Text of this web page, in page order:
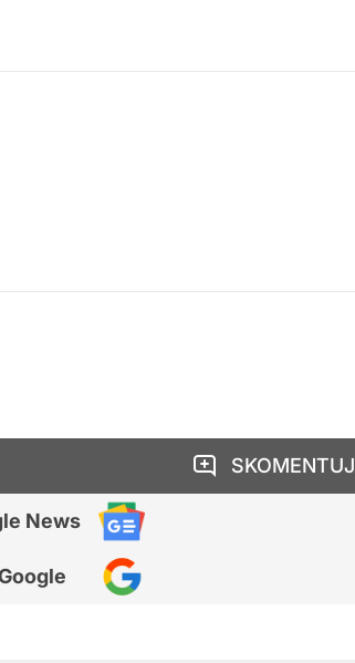
News
SKOMENTUJ